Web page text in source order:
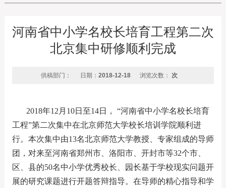
河南省中小学名校长培育工程第二次
北京集中研修顺利完成
供稿部门： 日期： 2018-12-18 浏览次数： 次
2018年12月10日至14日， “河南省中小学名校长培育
工程”第二次集中在北京师范大学校长培训学院顺利进
行。本次集中由13名北京师范大学教授、专家组成的导师
团，对来至河南省郑州市、洛阳市、开封市等32个市、
区、县的50名中小学优秀校长、园长基于学校现实问题开
展的研究课题进行开题答辩指导。在导师的精心指导和学